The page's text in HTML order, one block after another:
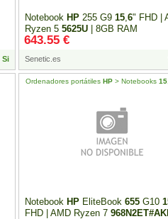
Si
Notebook HP255 G9 15,6" FHD |
Ryzen 5 5625U| 8GB RAM
6F2C5EA#AKD
Senetic.es
643.55 €
Notebook HPEliteBook 655G10
FHD | AMD Ryzen 7
Ordenadores portátiles HP> Notebooks 15,